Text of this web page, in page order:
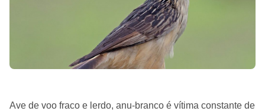
Ave de voo fraco e lerdo, anu-branco é vítima constante de